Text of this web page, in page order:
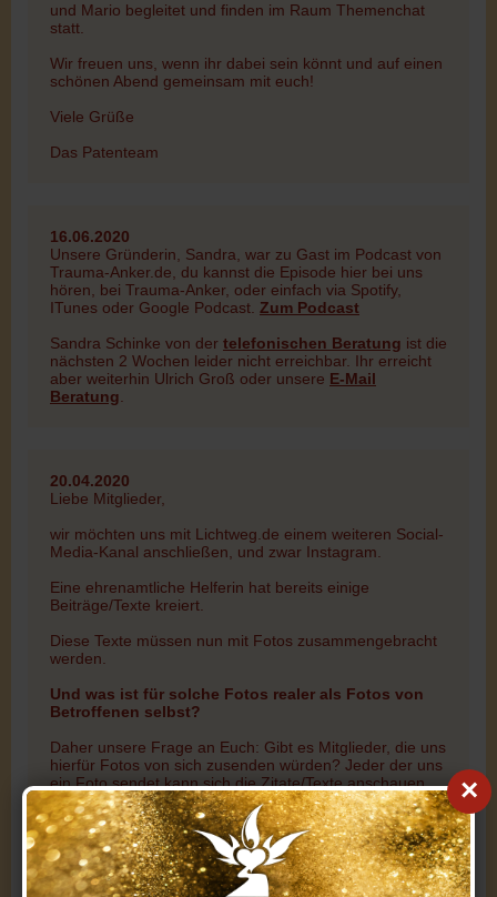
×
und Mario begleitet und finden im Raum Themenchat
statt.
Wir freuen uns, wenn ihr dabei sein könnt und auf einen
schönen Abend gemeinsam mit euch!
Viele Grüße
Das Patenteam
16.06.2020
Unsere Gründerin, Sandra, war zu Gast im Podcast von
Trauma-Anker.de, du kannst die Episode hier bei uns
hören, bei Trauma-Anker, oder einfach via Spotify,
ITunes oder Google Podcast. Zum Podcast
Sandra Schinke von der telefonischen Beratung ist die
nächsten 2 Wochen leider nicht erreichbar. Ihr erreicht
aber weiterhin Ulrich Groß oder unsere E-Mail
Beratung
20.04.2020
Liebe Mitglieder,
wir möchten uns mit Lichtweg.de einem weiteren Social-
Media-Kanal anschließen, und zwar Instagram.
Eine ehrenamtliche Helferin hat bereits einige
Beiträge/Texte kreiert.
Diese Texte müssen nun mit Fotos zusammengebracht
werden.
Und was ist für solche Fotos realer als Fotos von
Betroffenen selbst?
Daher unsere Frage an Euch: Gibt es Mitglieder, die uns
hierfür Fotos von sich zusenden würden? Jeder der uns
ein Foto sendet kann sich die Zitate/Texte anschauen
und sich einen, oder mehrere Texte für das uns
übermittelte Foto aussuchen.
Selbstverständlich erfolgt die Zusendung der Fotos
anonym auf die Lichtweg-E-Mail-Adresse.